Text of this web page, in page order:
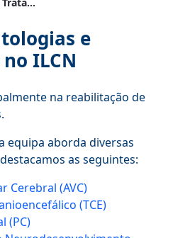
e
ILCN
na reabilitação de
equipa aborda diversas
as seguintes:
Cerebral (AVC)
(TCE)
(PC)